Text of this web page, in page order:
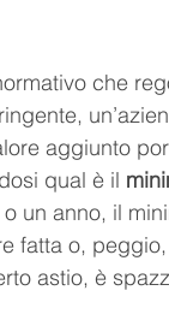
che
aggiunto
qual è il
un anno, il
fatta o,
astio, è